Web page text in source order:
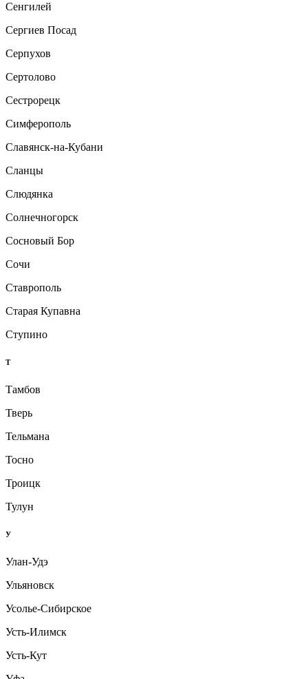
Сенгилей
Сергиев Посад
Серпухов
Сертолово
Сестрорецк
Симферополь
Славянск-на-Кубани
Сланцы
Слюдянка
Солнечногорск
Сосновый Бор
Сочи
Ставрополь
Старая Купавна
Ступино
Т
Тамбов
Тверь
Тельмана
Тосно
Троицк
Тулун
У
Улан-Удэ
Ульяновск
Усолье-Сибирское
Усть-Илимск
Усть-Кут